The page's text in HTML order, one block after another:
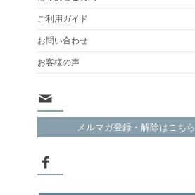
ご利用ガイド
お問い合わせ
お客様の声
メルマガ登録・解除はこちら